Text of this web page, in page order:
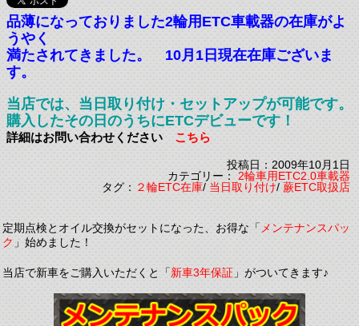
品薄になっておりました2輪用ETC車載器の在庫がよ
うやく
満たされてきました。 10月1日現在在庫ございま
す。
当店では、当日取り付け・セットアップが可能です。
購入したその日のうちにETCデビューです！
詳細はお問い合わせくださいこちら
投稿日：2009年10月1日
カテゴリー：2輪車用ETC2.0車載器
タグ：２輪ETC在庫/当日取り付け/蕨ETC取扱店
定期点検とオイル交換がセットになった、お得な「メンテナンスパッ
ク」始めました！
当店で新車をご購入いただくと「新車3年保証」がついてきます♪